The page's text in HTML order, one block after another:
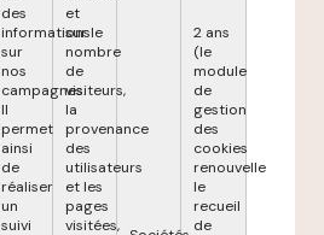
des
informations
sur
nos
campagnes.
Il
permet
ainsi
de
réaliser
un
suivi
et
sur le
nombre
de
visiteurs,
la
provenance
des
utilisateurs
et les
pages
visitées,
2 ans
(le
module
de
gestion
des
cookies
renouvelle
le
recueil
de